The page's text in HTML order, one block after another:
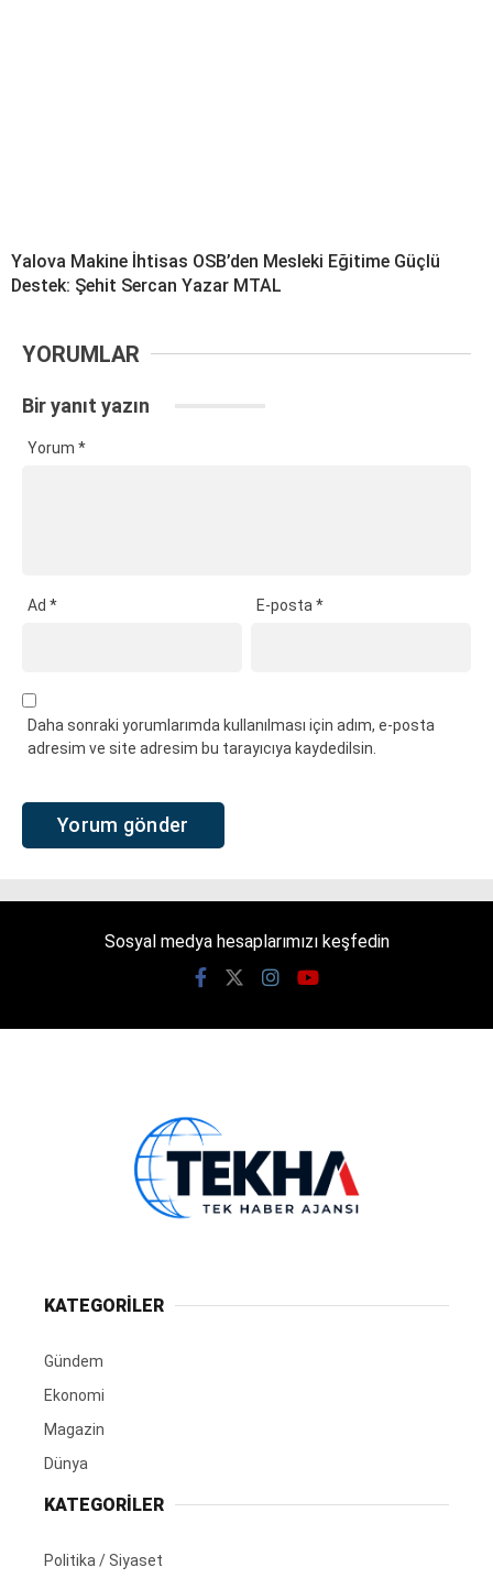
Yalova Makine İhtisas OSB’den Mesleki Eğitime Güçlü
Destek: Şehit Sercan Yazar MTAL
YORUMLAR
Bir yanıt yazın
Yorum *
Ad * E-posta*
Daha sonraki yorumlarımda kullanılması için adım, e-posta
adresim ve site adresim bu tarayıcıya kaydedilsin.
Sosyal medya hesaplarımızı keşfedin
KATEGORİLER
Gündem
Ekonomi
Magazin
Dünya
KATEGORİLER
Politika / Siyaset